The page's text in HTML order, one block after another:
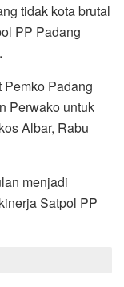
tidak kota brutal
PP Padang
Pemko Padang
Perwako untuk
Albar, Rabu
menjadi
Satpol PP